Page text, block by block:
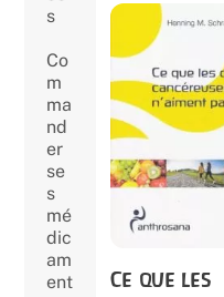
s
Co
m
ma
nd
er
se
s
mé
dic
am
ent
Ce que les